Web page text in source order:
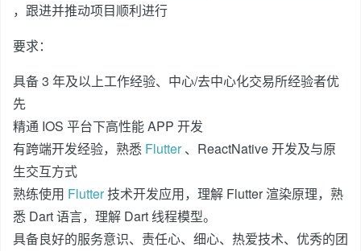
，跟进并推动项目顺利进行
要求：
具备 3 年及以上工作经验、中心/去中心化交易所经验者优
先
精通 IOS 平台下高性能 APP 开发
有跨端开发经验，熟悉 Flutter、ReactNative 开发及与原
生交互方式
熟练使用 Flutter技术开发应用，理解 Flutter 渲染原理，熟
悉 Dart 语言，理解 Dart 线程模型。
具备良好的服务意识、责任心、细心、热爱技术、优秀的团